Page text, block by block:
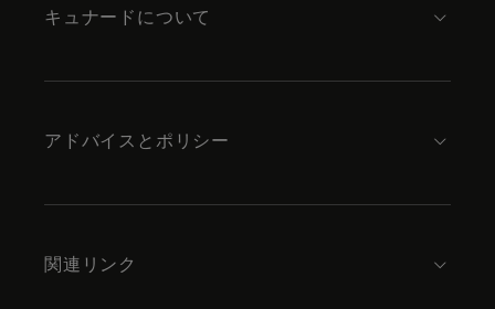
キュナードについて
アドバイスとポリシー
関連リンク